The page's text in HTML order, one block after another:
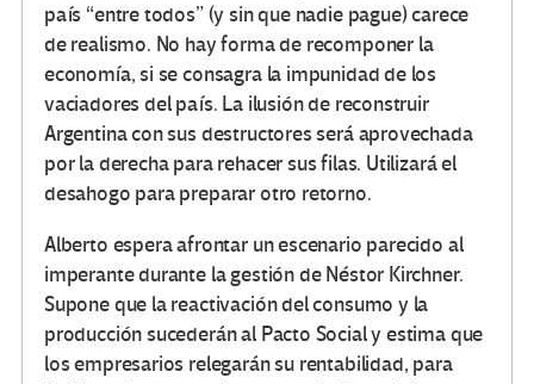
país “entre todos” (y sin que nadie pague) carece
de realismo. No hay forma de recomponer la
economía, si se consagra la impunidad de los
vaciadores del país. La ilusión de reconstruir
Argentina con sus destructores será aprovechada
por la derecha para rehacer sus filas. Utilizará el
desahogo para preparar otro retorno.
Alberto espera afrontar un escenario parecido al
imperante durante la gestión de Néstor Kirchner.
Supone que la reactivación del consumo y la
producción sucederán al Pacto Social y estima que
los empresarios relegarán su rentabilidad, para